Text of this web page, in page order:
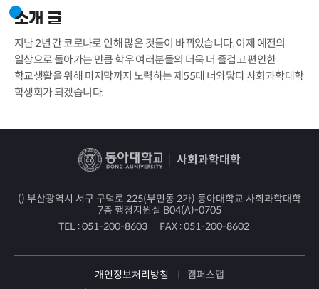
소개 글
지난 2년 간 코로나로 인해 많은 것들이 바뀌었습니다. 이제 예전의
일상으로 돌아가는 만큼 학우 여러분들의 더욱 더 즐겁고 편안한
학교생활을 위해 마지막까지 노력하는 제55대 너와닿다 사회과학대학
학생회가 되겠습니다.
사회과학대학
() 부산광역시 서구 구덕로 225(부민동 2가) 동아대학교 사회과학대학
7층 행정지원실 B04(A)-0705
TEL :051-200-8603 FAX :051-200-8602
개인정보처리방침 캠퍼스맵